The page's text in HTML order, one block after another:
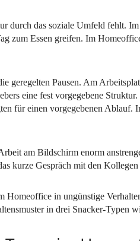
durch das soziale Umfeld fehlt.
zum Essen greifen. Im
geregelten Pausen. Am
eine fest vorgegebene
für einen vorgegebenen Ablauf.
am Bildschirm enorm
kurze Gespräch mit den
Homeoffice in ungünstige
in drei Snacker-Typen